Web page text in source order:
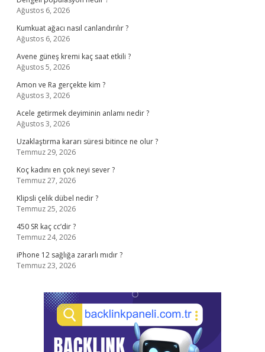
Ağustos 6, 2026
Kumkuat ağacı nasıl canlandırılır ?
Ağustos 6, 2026
Avene güneş kremi kaç saat etkili ?
Ağustos 5, 2026
Amon ve Ra gerçekte kim ?
Ağustos 3, 2026
Acele getirmek deyiminin anlamı nedir ?
Ağustos 3, 2026
Uzaklaştırma kararı süresi bitince ne olur ?
Temmuz 29, 2026
Koç kadını en çok neyi sever ?
Temmuz 27, 2026
Klipsli çelik dübel nedir ?
Temmuz 25, 2026
450 SR kaç cc’dir ?
Temmuz 24, 2026
iPhone 12 sağlığa zararlı mıdır ?
Temmuz 23, 2026